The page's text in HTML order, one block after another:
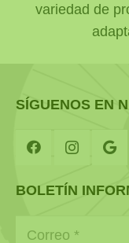
variedad de
SÍGUENOS EN
BOLETÍN